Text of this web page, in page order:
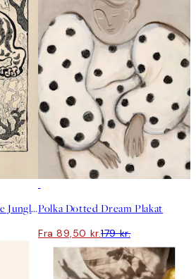
Paul Ranson - Tiger in the Jungle PlakatPolka Dotted Dream Plakat
Fra 89,50 kr.179 kr.